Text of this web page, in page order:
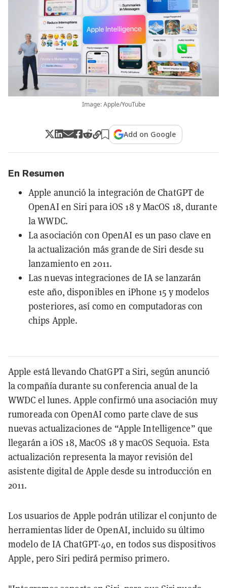
Image: Apple/YouTube
Add on Google
En Resumen
Apple anunció la integración de ChatGPT de
OpenAI en Siri para iOS 18 y MacOS 18, durante
la WWDC.
La asociación con OpenAI es un paso clave en
la actualización más grande de Siri desde su
lanzamiento en 2011.
Las nuevas integraciones de IA se lanzarán
este año, disponibles en iPhone 15 y modelos
posteriores, así como en computadoras con
chips Apple.
Apple está llevando ChatGPT a Siri, según anunció
la compañía durante su conferencia anual de la
WWDC el lunes. Apple confirmó una asociación muy
rumoreada con OpenAI como parte clave de sus
nuevas actualizaciones de “Apple Intelligence” que
llegarán a iOS 18, MacOS 18 y macOS Sequoia. Esta
actualización representa la mayor revisión del
asistente digital de Apple desde su introducción en
2011.
Los usuarios de Apple podrán utilizar el conjunto de
herramientas líder de OpenAI, incluido su último
modelo de IA ChatGPT-4o, en todos sus dispositivos
Apple, pero Siri pedirá permiso primero.